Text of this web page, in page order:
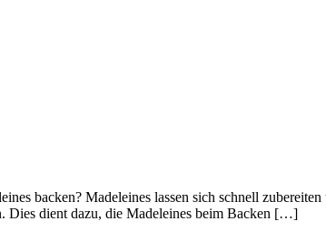
backen? Madeleines lassen sich schnell
Dies dient dazu, die Madeleines beim Backen […]